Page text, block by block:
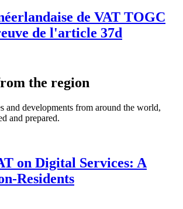
de VAT TOGC
de l'article 37d
the region
and developments from around the world,
and prepared.
on Digital Services: A
Residents